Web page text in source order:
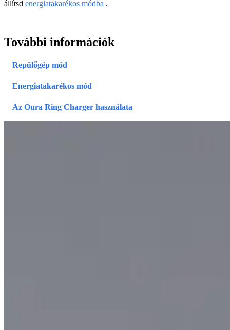
állítsd energiatakarékos módba .
További információk
Repülőgép mód
Energiatakarékos mód
Az Oura Ring Charger használata